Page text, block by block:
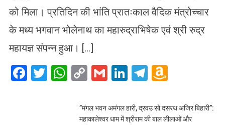
को मिला। प्रतिदिन की भांति प्रातःकाल वैदिक मंत्रोच्चार
के मध्य भगवान भोलेनाथ का महारुद्राभिषेक एवं श्री रुद्र
महायज्ञ संपन्न हुआ। […]
Facebook
Twitter
WhatsApp
CopyGmailLinkedIn
Telegram
List
​”मंगल भवन अमंगल हारी, द्रवउ सो दसरथ अजिर बिहारी”:
महाकालेश्वर धाम में श्रीराम की बाल लीलाओं और